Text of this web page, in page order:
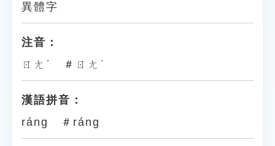
異體字
注音：
ㄖㄤˊ ＃ㄖㄤˊ
漢語拼音：
ráng ＃ráng